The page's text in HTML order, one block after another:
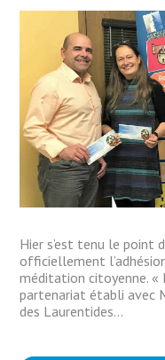
Hier s’est tenu le point
officiellement
méditation citoyenne. «
partenariat établi avec
des Laurentides...